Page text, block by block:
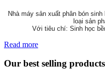
Nhà máy sản xuất phân bón
loại sản
Với tiêu chí: Sinh học
Read more
Our best selling products